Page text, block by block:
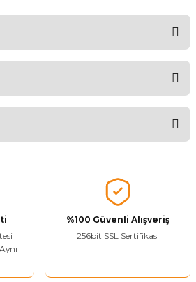
Değerlendir
ederiz.
veya görüntülenemiyor.
bilgiler bulunuyor.
%100 Güvenli Alışveriş
256bit SSL Sertifikası